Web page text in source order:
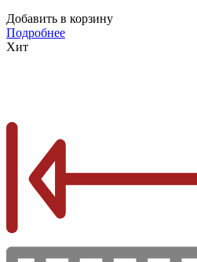
Добавить в корзину
Подробнее
Хит